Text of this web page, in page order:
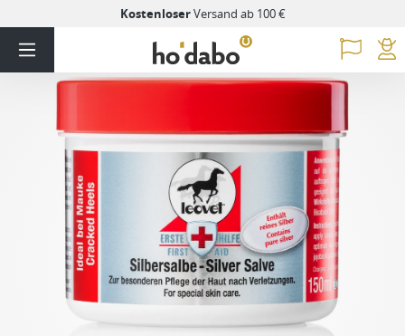
KostenloserVersand ab 100 €